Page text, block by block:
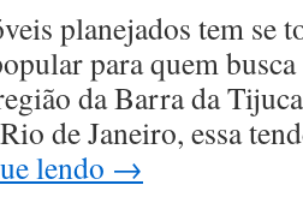
planejados tem se
para quem
da Barra da
de Janeiro, essa
lendo →